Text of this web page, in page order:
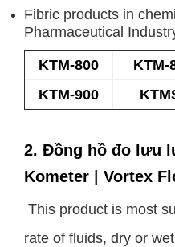
Fibric products in
Pharmaceutical
KTM-800 KTM-
KTM-900
2. Đồng hồ đo lưu
Kometer
Vortex
This product is most
rate of fluids, dry or